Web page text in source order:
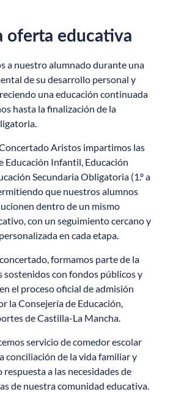
oferta educativa
a nuestro alumnado durante una
de su desarrollo personal y
una educación continuada
hasta la finalización de la
Aristos impartimos las
Educación Infantil, Educación
Secundaria Obligatoria (1.º a
que nuestros alumnos
dentro de un mismo
con un seguimiento cercano y
en cada etapa.
formamos parte de la
sostenidos con fondos públicos y
el proceso oficial de admisión
la Consejería de Educación,
de Castilla-La Mancha.
servicio de comedor escolar
conciliación de la vida familiar y
respuesta a las necesidades de
de nuestra comunidad educativa.